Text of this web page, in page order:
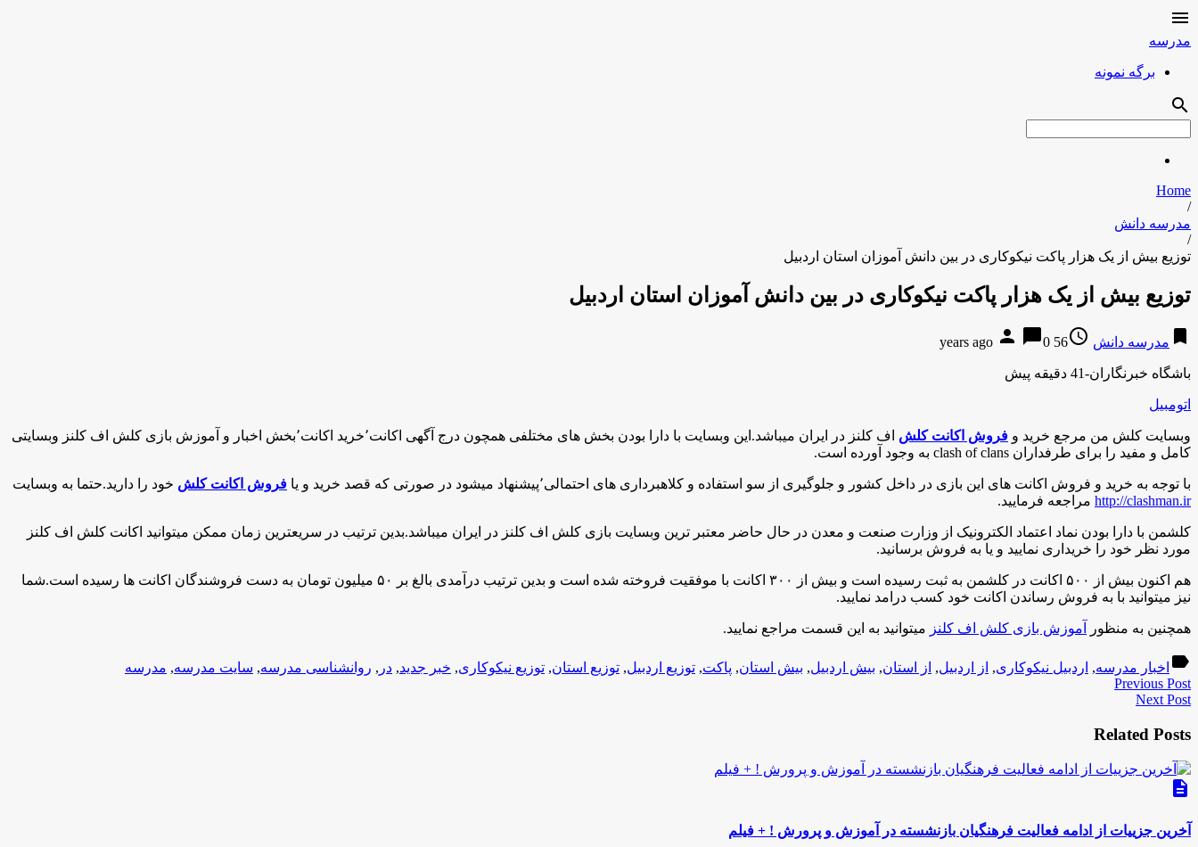

مدرسه
برگه نمونه
search
Home
/
مدرسه دانش
/
توزیع بیش از یک هزار پاکت نیکوکاری در بین دانش آموزان استان اردبیل
توزیع بیش از یک هزار پاکت نیکوکاری در بین دانش آموزان استان اردبیل
bookmark مدرسه دانش access_time
56 years ago
person chat_bubble0
باشگاه خبرنگاران-41 دقیقه پیش
اتومبیل
وبسایت کلش من مرجع خرید و فروش اکانت کلش
اف کلنز در ایران میباشد.این وبسایت با دارا بودن بخش های مختلفی همچون درج آگهی اکانت٬خرید اکانت٬بخش اخبار و آموزش بازی کلش اف کلنز وبسایتی
کامل و مفید را برای طرفداران clash of clans به وجود آورده است.
با توجه به خرید و فروش اکانت های این بازی در داخل کشور و جلوگیری از سو استفاده و کلاهبرداری های احتمالی٬پیشنهاد میشود در صورتی که قصد خرید و یا فروش اکانت کلش خود را دارید.حتما به وبسایت
http://clashman.ir مراجعه فرمایید.
کلشمن با دارا بودن نماد اعتماد الکترونیک از وزارت صنعت و معدن در حال حاضر معتبر ترین وبسایت بازی کلش اف کلنز در ایران میباشد.بدین ترتیب در سریعترین زمان ممکن میتوانید اکانت کلش اف کلنز
مورد نظر خود را خریداری نمایید و یا به فروش برسانید.
هم اکنون بیش از ۵۰۰ اکانت در کلشمن به ثبت رسیده است و بیش از ۳۰۰ اکانت با موفقیت فروخته شده است و بدین ترتیب درآمدی بالغ بر ۵۰ میلیون تومان به دست فروشندگان اکانت ها رسیده است.شما
نیز میتوانید با به فروش رساندن اکانت خود کسب درامد نمایید.
همچنین به منظور آموزش بازی کلش اف کلنز میتوانید به این قسمت مراجع نمایید.
label اخبار مدرسه, اردبیل نیکوکاری, از اردبیل, از استان, بیش اردبیل, بیش استان, پاکت, توزیع اردبیل, توزیع استان, توزیع نیکوکاری, خبر جدید, در , روانشناسی مدرسه, سایت مدرسه, مدرسه
Previous Post
Next Post
Related Posts
description
آخرین جزییات از ادامه فعالیت فرهنگیان بازنشسته در آموزش و پرورش ! + فیلم